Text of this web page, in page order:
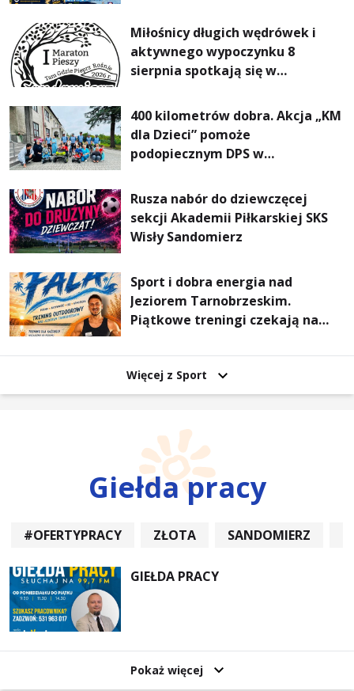
Miłośnicy długich wędrówek i
aktywnego wypoczynku 8
sierpnia spotkają się w
Pieszym „Tam Gdzie Pieprz
Rośnie”
400 kilometrów dobra. Akcja „KM
dla Dzieci” pomoże
podopiecznym DPS w
Rusza nabór do dziewczęcej
sekcji Akademii Piłkarskiej SKS
Wisły Sandomierz
Sport i dobra energia nad
Jeziorem Tarnobrzeskim.
Piątkowe treningi czekają na
Więcej z Sport
Giełda pracy
#OFERTYPRACY ZŁOTA SANDOMIERZ
GIEŁDA PRACY
Pokaż więcej